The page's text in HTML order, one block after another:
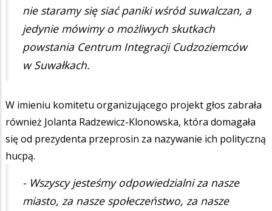
nie staramy się siać paniki wśród suwalczan, a
jedynie mówimy o możliwych skutkach
powstania Centrum Integracji Cudzoziemców
w Suwałkach.
W imieniu komitetu organizującego projekt głos zabrała
również Jolanta Radzewicz-Klonowska, która domagała
się od prezydenta przeprosin za nazywanie ich polityczną
hucpą.
- Wszyscy jesteśmy odpowiedzialni za nasze
miasto, za nasze społeczeństwo, za nasze